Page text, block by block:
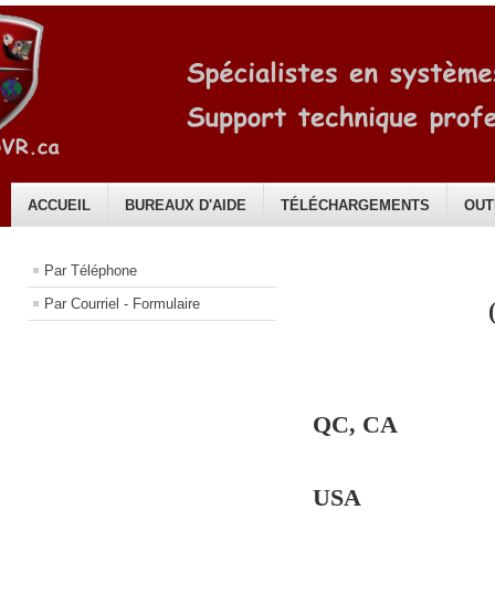
ACCUEIL BUREAUX D'AIDE TÉLÉCHARGEMENTS
Par Téléphone
Par Courriel - Formulaire
QC, CA
USA